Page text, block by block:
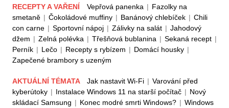
RECEPTY A VAŘENÍ Vepřová panenka | Fazolky na
smetaně | Čokoládové muffiny | Banánový chlebíček | Chili
con carne | Sportovní nápoj | Zálivky na salát | Jahodový
džem | Zelná polévka | Třešňová bublanina | Sekaná recept |
Perník | Lečo | Recepty s rybízem | Domácí housky |
Zapečené brambory s uzeným
AKTUÁLNÍ TÉMATA Jak nastavit Wi-Fi | Varování před
kyberútoky | Instalace Windows 11 na starší počítač | Nový
skládací Samsung | Konec modré smrti Windows? | Windows